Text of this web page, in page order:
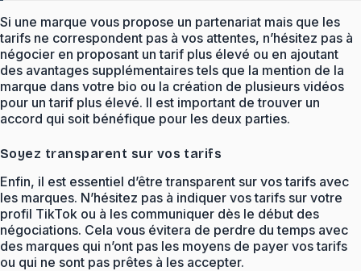
Si une marque vous propose un partenariat mais que les
tarifs ne correspondent pas à vos attentes, n’hésitez pas à
négocier en proposant un tarif plus élevé ou en ajoutant
des avantages supplémentaires tels que la mention de la
marque dans votre bio ou la création de plusieurs vidéos
pour un tarif plus élevé. Il est important de trouver un
accord qui soit bénéfique pour les deux parties.
Soyez transparent sur vos tarifs
Enfin, il est essentiel d’être transparent sur vos tarifs avec
les marques. N’hésitez pas à indiquer vos tarifs sur votre
profil TikTok ou à les communiquer dès le début des
négociations. Cela vous évitera de perdre du temps avec
des marques qui n’ont pas les moyens de payer vos tarifs
ou qui ne sont pas prêtes à les accepter.